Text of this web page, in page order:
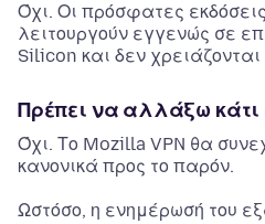
Όχι. Οι πρόσφατες
λειτουργούν εγγενώς σε
Silicon και δεν
Πρέπει να αλλάξω
Όχι. Το Mozilla VPN θα
κανονικά προς το παρόν.
Ωστόσο, η ενημέρωσή του